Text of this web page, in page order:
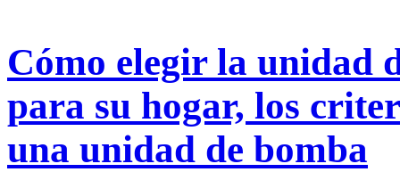
Cómo elegir la unidad
para su hogar, los
una unidad de bomba